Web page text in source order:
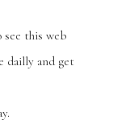
this web
dailly and get